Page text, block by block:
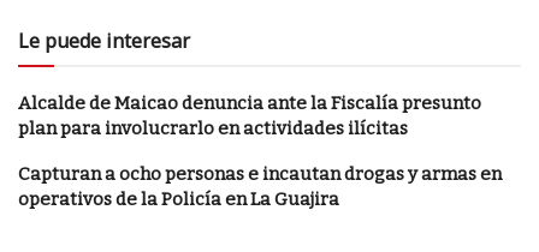
Le puede interesar
Alcalde de Maicao denuncia ante la Fiscalía presunto
plan para involucrarlo en actividades ilícitas
Capturan a ocho personas e incautan drogas y armas en
operativos de la Policía en La Guajira